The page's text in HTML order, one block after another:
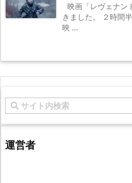
映画「レヴェナ
きました。 ２時間
映 ...
運営者